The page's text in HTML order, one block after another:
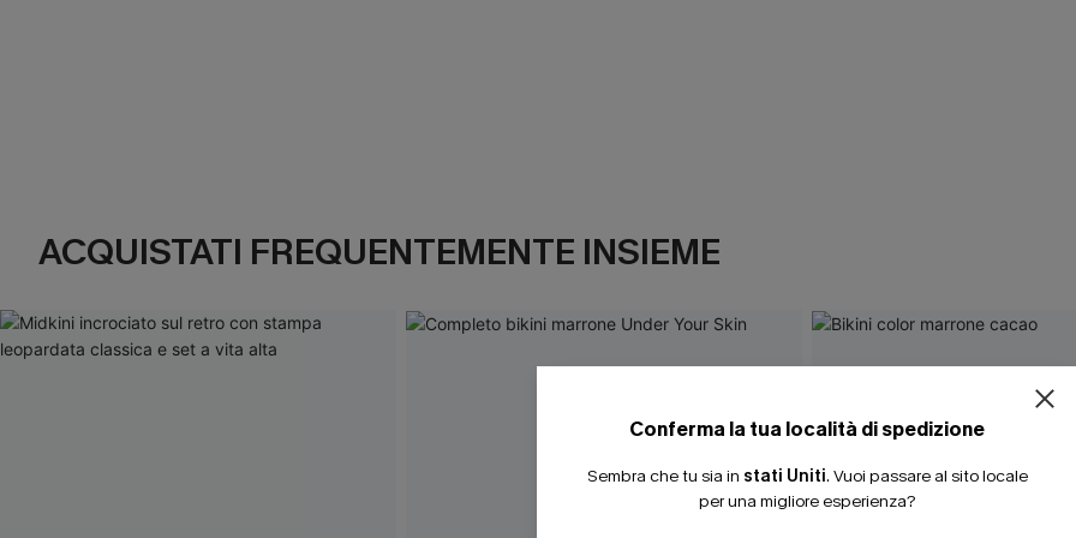
ACQUISTATI FREQUENTEMENTE INSIEME
Conferma la tua località di spedizione
Sembra che tu sia in stati Uniti. Vuoi passare al sito locale
per una migliore esperienza?
20% DI SCONTO SU